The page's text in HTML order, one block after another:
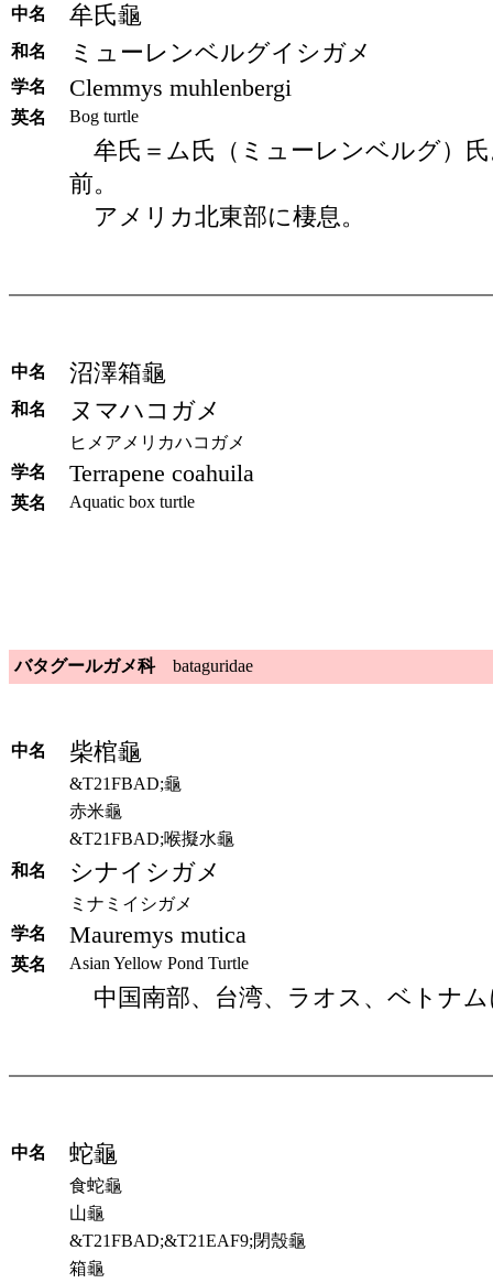
中名 牟氏龜
和名 ミューレンベルグイシガメ
学名 Clemmys muhlenbergi
英名 Bog turtle
牟氏＝ム氏（ミューレンベルグ）
前。
アメリカ北東部に棲息。
中名 沼澤箱龜
和名 ヌマハコガメ
ヒメアメリカハコガメ
学名
Terrapene coahuila
英名 Aquatic box turtle
バタグールガメ科bataguridae
中名 柴棺龜
&T21FBAD;龜
赤米龜
&T21FBAD;喉擬水龜
和名
シナイシガメ
ミナミイシガメ
学名
Mauremys mutica
英名 Asian Yellow Pond Turtle
中国南部、台湾、ラオス、ベトナム
中名 蛇龜
食蛇龜
山龜
&T21FBAD;&T21EAF9;閉殼龜
箱龜